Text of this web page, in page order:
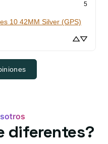
5
10 42MM Silver (GPS)
diferentes?